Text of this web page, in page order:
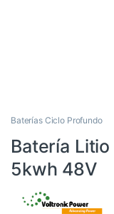
Baterías Ciclo Profundo
Batería
5kwh 48V